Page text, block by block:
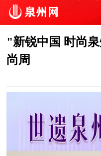
"新锐中国 时尚
尚周